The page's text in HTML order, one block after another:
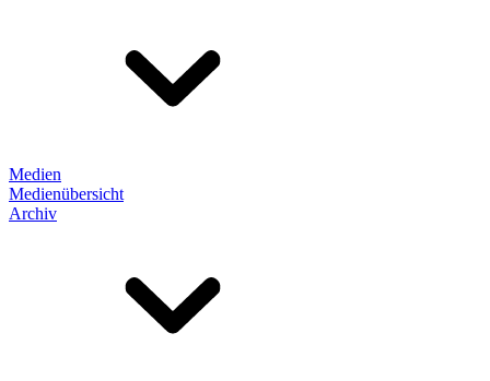
Medien
Medienübersicht
Archiv